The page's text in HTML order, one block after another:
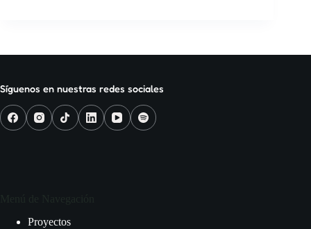
Síguenos en nuestras redes sociales
Proyectos